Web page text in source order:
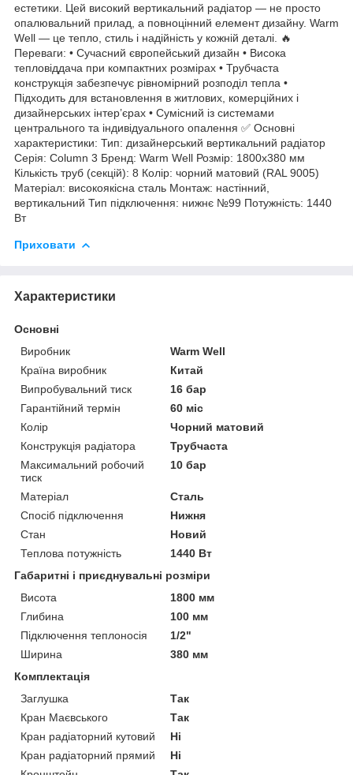
естетики. Цей високий вертикальний радіатор — не просто
опалювальний прилад, а повноцінний елемент дизайну. Warm
Well — це тепло, стиль і надійність у кожній деталі. 🔥
Переваги: • Сучасний європейський дизайн • Висока
тепловіддача при компактних розмірах • Трубчаста
конструкція забезпечує рівномірний розподіл тепла •
Підходить для встановлення в житлових, комерційних і
дизайнерських інтер’єрах • Сумісний із системами
центрального та індивідуального опалення ✅ Основні
характеристики: Тип: дизайнерський вертикальний радіатор
Серія: Column 3 Бренд: Warm Well Розмір: 1800x380 мм
Кількість труб (секцій): 8 Колір: чорний матовий (RAL 9005)
Матеріал: високоякісна сталь Монтаж: настінний,
вертикальний Тип підключення: нижнє №99 Потужність: 1440
Вт
Приховати
Характеристики
Основні
Виробник
Warm Well
Країна виробник
Китай
Випробувальний тиск
16 бар
Гарантійний термін
60 міс
Колір
Чорний матовий
Конструкція радіатора
Трубчаста
Максимальний робочий
тиск
10 бар
Матеріал
Сталь
Спосіб підключення
Нижня
Стан
Новий
Теплова потужність
1440 Вт
Габаритні і приєднувальні розміри
Висота
1800 мм
Глибина
100 мм
Підключення теплоносія
1/2"
Ширина
380 мм
Комплектація
Заглушка
Так
Кран Маєвського
Так
Кран радіаторний кутовий
Ні
Кран радіаторний прямий
Ні